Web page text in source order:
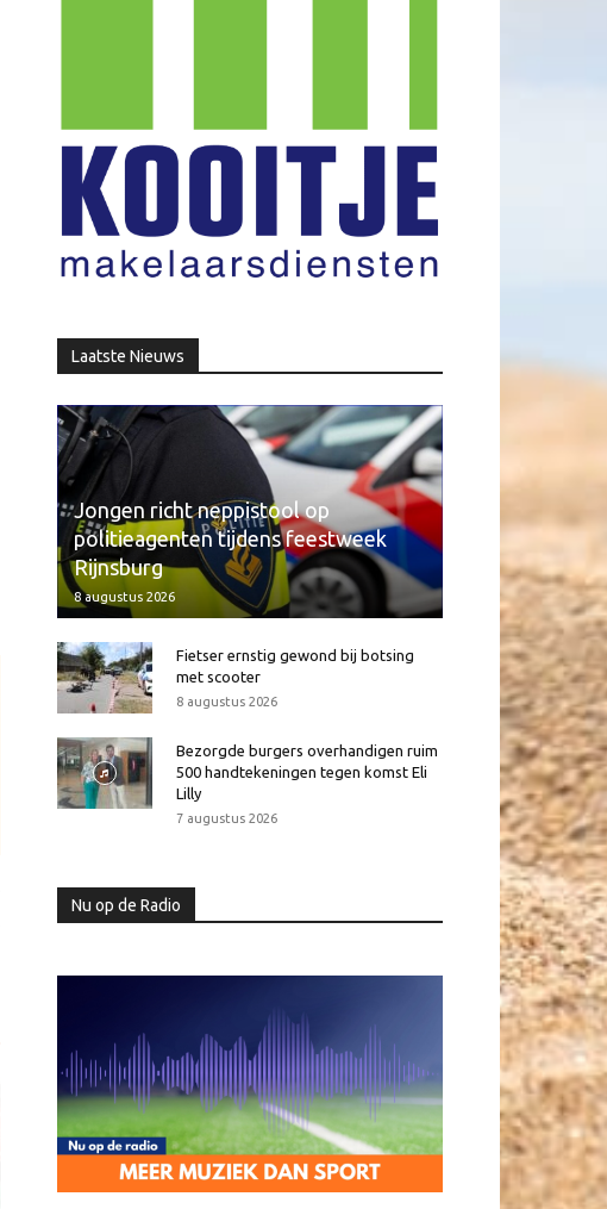
Laatste Nieuws
Jongen richt neppistool op
politieagenten tijdens feestweek
Rijnsburg
8 augustus 2026
Fietser ernstig gewond bij botsing
met scooter
8 augustus 2026
Bezorgde burgers overhandigen ruim
500 handtekeningen tegen komst Eli
Lilly
7 augustus 2026
Nu op de Radio